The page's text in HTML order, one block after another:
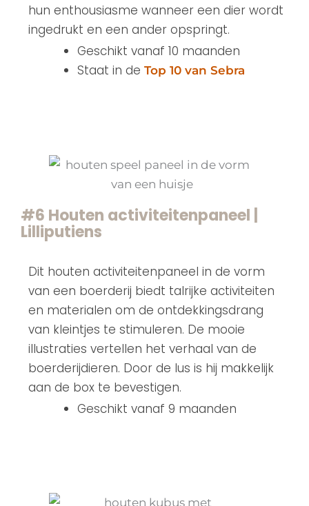
hun enthousiasme wanneer een dier wordt
ingedrukt en een ander opspringt.
Geschikt vanaf 10 maanden
Staat in de Top 10 van Sebra
#6 Houten activiteitenpaneel |
Lilliputiens
Dit houten activiteitenpaneel in de vorm
van een boerderij biedt talrijke activiteiten
en materialen om de ontdekkingsdrang
van kleintjes te stimuleren. De mooie
illustraties vertellen het verhaal van de
boerderijdieren. Door de lus is hij makkelijk
aan de box te bevestigen.
Geschikt vanaf 9 maanden